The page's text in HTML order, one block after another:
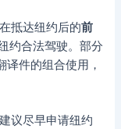
抵达纽约后的前
约合法驾驶。部分
件的组合使用，
议尽早申请纽约